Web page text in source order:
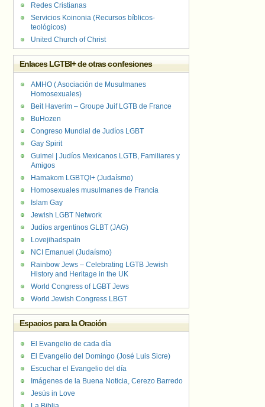
Redes Cristianas
Servicios Koinonia (Recursos bíblicos-
teológicos)
United Church of Christ
Enlaces LGTBI+ de otras confesiones
AMHO ( Asociación de Musulmanes
Homosexuales)
Beit Haverim – Groupe Juif LGTB de France
BuHozen
Congreso Mundial de Judíos LGBT
Gay Spirit
Guimel | Judíos Mexicanos LGTB, Familiares y
Amigos
Hamakom LGBTQI+ (Judaísmo)
Homosexuales musulmanes de Francia
Islam Gay
Jewish LGBT Network
Judíos argentinos GLBT (JAG)
Lovejihadspain
NCI Emanuel (Judaísmo)
Rainbow Jews – Celebrating LGTB Jewish
History and Heritage in the UK
World Congress of LGBT Jews
World Jewish Congress LBGT
Espacios para la Oración
El Evangelio de cada día
El Evangelio del Domingo (José Luis Sicre)
Escuchar el Evangelio del día
Imágenes de la Buena Noticia, Cerezo Barredo
Jesús in Love